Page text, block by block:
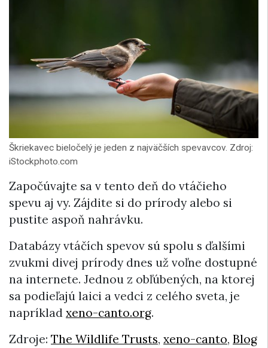
Škriekavec bieločelý je jeden z najväčších spevavcov. Zdroj:
iStockphoto.com
Započúvajte sa v tento deň do vtáčieho
spevu aj vy. Zájdite si do prírody alebo si
pustite aspoň nahrávku.
Databázy vtáčích spevov sú spolu s ďalšími
zvukmi divej prírody dnes už voľne dostupné
na internete. Jednou z obľúbených, na ktorej
sa podieľajú laici a vedci z celého sveta, je
napríklad xeno-canto.org.
Zdroje: The Wildlife Trusts, xeno-canto, Blog